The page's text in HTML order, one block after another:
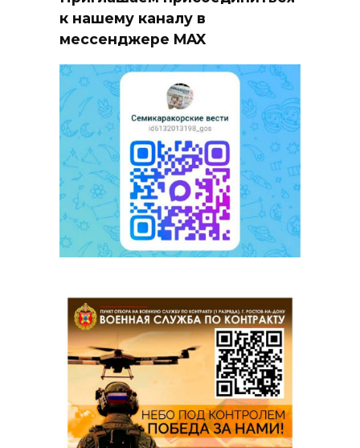
к нашему каналу в
мессенджере MAX